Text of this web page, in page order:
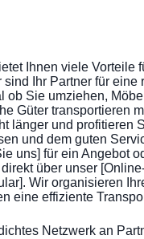
Ihnen viele Vorteile
sind Ihr Partner für eine
ob Sie umziehen,
Güter transportieren
länger und profitieren
und dem guten
uns] für ein Angebot
über unser
Wir organisieren
eine effiziente
Netzwerk an